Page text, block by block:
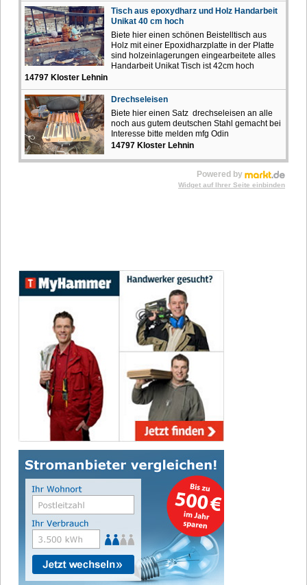
Tisch aus epoxydharz und Holz Handarbeit
Unikat 40 cm hoch
Biete hier einen schönen Beistelltisch aus
Holz mit einer Epoxidharzplatte in der Platte
sind holzeinlagerungen eingearbeitete alles
Handarbeit Unikat Tisch ist 42cm hoch
14797 Kloster Lehnin
Drechseleisen
Biete hier einen Satz drechseleisen an alle
noch aus gutem deutschen Stahl gemacht bei
Interesse bitte melden mfg Odin
14797 Kloster Lehnin
Powered by
Widget auf Ihrer Seite einbinden